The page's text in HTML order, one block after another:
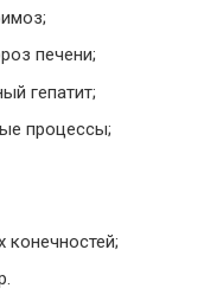
печени;
гепатит;
процессы;
конечностей;